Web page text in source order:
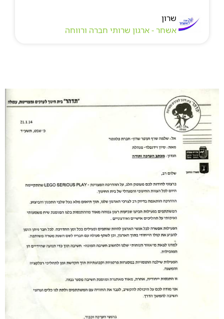
שרון
אשחר - ארגון שרותי חברה ורווחה